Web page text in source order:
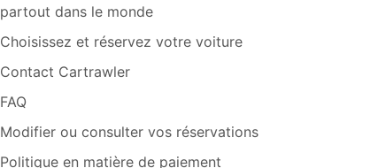
partout dans le monde
Choisissez et réservez votre voiture
Contact Cartrawler
FAQ
Modifier ou consulter vos réservations
Politique en matière de paiement